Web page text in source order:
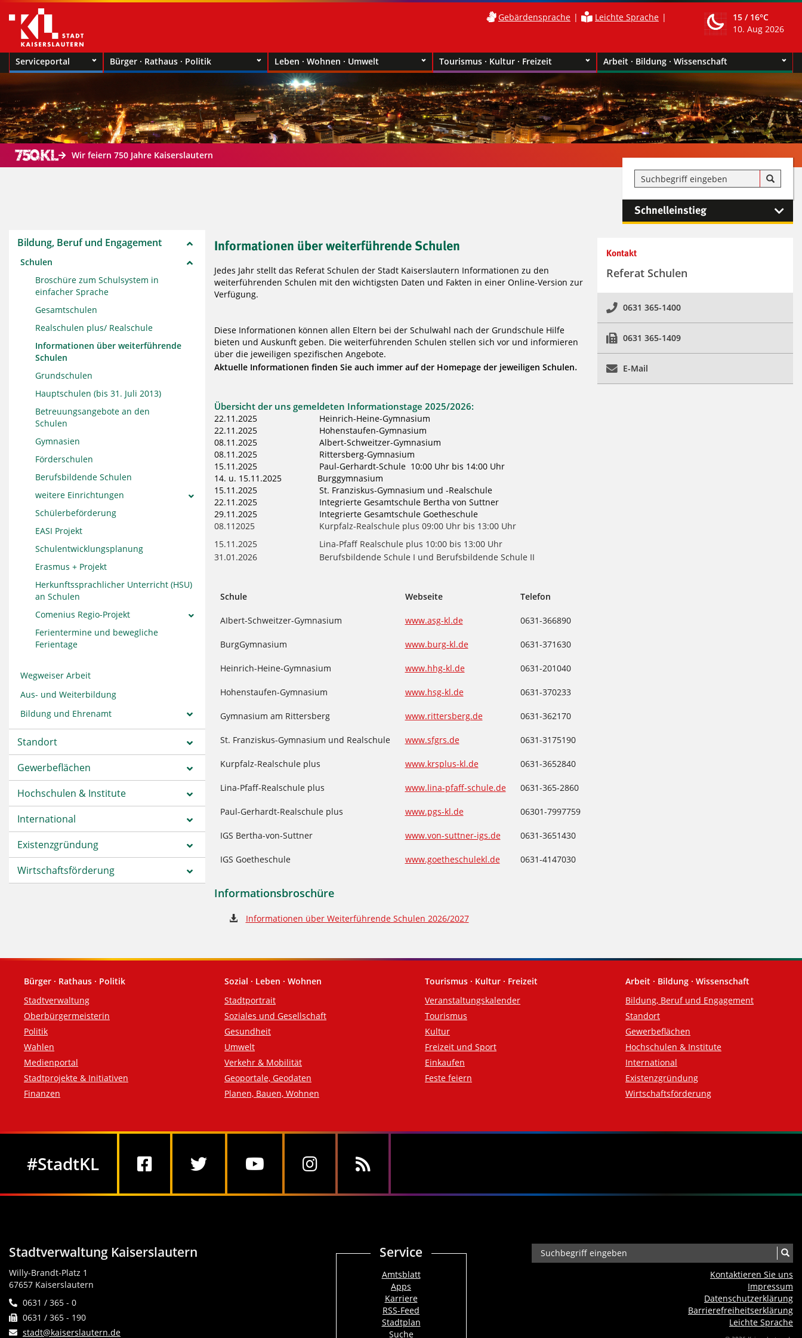
Gebärdensprache Leichte Sprache 15 / 16°C
10. Aug 2026
Serviceportal Bürger · Rathaus · Politik Leben · Wohnen · Umwelt Tourismus · Kultur · Freizeit Arbeit · Bildung · Wissenschaft
Wir feiern 750 Jahre Kaiserslautern
Schnelleinstieg
Bildung, Beruf und Engagement
Schulen
Broschüre zum Schulsystem in
einfacher Sprache
Gesamtschulen
Realschulen plus/ Realschule
Informationen über weiterführende
Schulen
Grundschulen
Hauptschulen (bis 31. Juli 2013)
Betreuungsangebote an den
Schulen
Gymnasien
Förderschulen
Berufsbildende Schulen
weitere Einrichtungen
Schülerbeförderung
EASI Projekt
Schulentwicklungsplanung
Erasmus + Projekt
Herkunftssprachlicher Unterricht (HSU)
an Schulen
Comenius Regio-Projekt
Ferientermine und bewegliche
Ferientage
Wegweiser Arbeit
Aus- und Weiterbildung
Bildung und Ehrenamt
Standort
Gewerbeflächen
Hochschulen & Institute
International
Existenzgründung
Wirtschaftsförderung
Informationen über weiterführende Schulen
Jedes Jahr stellt das Referat Schulen der Stadt Kaiserslautern Informationen zu den
weiterführenden Schulen mit den wichtigsten Daten und Fakten in einer Online-Version zur
Verfügung.
Diese Informationen können allen Eltern bei der Schulwahl nach der Grundschule Hilfe
bieten und Auskunft geben. Die weiterführenden Schulen stellen sich vor und informieren
über die jeweiligen spezifischen Angebote.
Aktuelle Informationen finden Sie auch immer auf der Homepage der jeweiligen Schulen.
Übersicht der uns gemeldeten Informationstage 2025/2026:
22.11.2025 Heinrich-Heine-Gymnasium
22.11.2025 Hohenstaufen-Gymnasium
08.11.2025 Albert-Schweitzer-Gymnasium
08.11.2025 Rittersberg-Gymnasium
15.11.2025 Paul-Gerhardt-Schule 10:00 Uhr bis 14:00 Uhr
14. u. 15.11.2025 Burggymnasium
15.11.2025 St. Franziskus-Gymnasium und -Realschule
22.11.2025 Integrierte Gesamtschule Bertha von Suttner
29.11.2025 Integrierte Gesamtschule Goetheschule
08.112025 Kurpfalz-Realschule plus 09:00 Uhr bis 13:00 Uhr
15.11.2025 Lina-Pfaff Realschule plus 10:00 bis 13:00 Uhr
31.01.2026 Berufsbildende Schule I und Berufsbildende Schule II
Schule Webseite Telefon
AIbert-Schweitzer-Gymnasium www.asg-kl.de 0631-366890
BurgGymnasium www.burg-kl.de 0631-371630
Heinrich-Heine-Gymnasium www.hhg-kl.de 0631-201040
Hohenstaufen-Gymnasium www.hsg-kl.de 0631-370233
Gymnasium am Rittersberg www.rittersberg.de 0631-362170
St. Franziskus-Gymnasium und Realschule www.sfgrs.de 0631-3175190
Kurpfalz-Realschule plus www.krsplus-kl.de 0631-3652840
Lina-Pfaff-Realschule plus www.lina-pfaff-schule.de 0631-365-2860
Paul-Gerhardt-Realschule plus www.pgs-kl.de 06301-7997759
IGS Bertha-von-Suttner www.von-suttner-igs.de 0631-3651430
IGS Goetheschule www.goetheschulekl.de 0631-4147030
Informationsbroschüre
Informationen über Weiterführende Schulen 2026/2027
Kontaktinformationen und
Kontakt
Referat Schulen
0631 365-1400
0631 365-1409
E-Mail
Fußzeile
Bürger · Rathaus · Politik
Stadtverwaltung
Oberbürgermeisterin
Politik
Wahlen
Medienportal
Stadtprojekte & Initiativen
Finanzen
Sozial · Leben · Wohnen
Stadtportrait
Soziales und Gesellschaft
Gesundheit
Umwelt
Verkehr & Mobilität
Geoportale, Geodaten
Planen, Bauen, Wohnen
Tourismus · Kultur · Freizeit
Veranstaltungskalender
Tourismus
Kultur
Freizeit und Sport
Einkaufen
Feste feiern
Arbeit · Bildung · Wissenschaft
Bildung, Beruf und Engagement
Standort
Gewerbeflächen
Hochschulen & Institute
International
Existenzgründung
Wirtschaftsförderung
#StadtKL
Stadtverwaltung Kaiserslautern
Willy-Brandt-Platz 1
67657 Kaiserslautern
0631 / 365 - 0
0631 / 365 - 190
stadt@kaiserslautern.de
Service
Amtsblatt
Apps
Karriere
RSS-Feed
Stadtplan
Suche
Kontaktieren Sie uns
Impressum
Datenschutzerklärung
Barrierefreiheits­erklärung
Leichte Sprache